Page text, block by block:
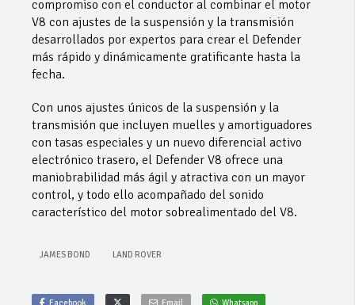
compromiso con el conductor al combinar el motor
V8 con ajustes de la suspensión y la transmisión
desarrollados por expertos para crear el Defender
más rápido y dinámicamente gratificante hasta la
fecha.
Con unos ajustes únicos de la suspensión y la
transmisión que incluyen muelles y amortiguadores
con tasas especiales y un nuevo diferencial activo
electrónico trasero, el Defender V8 ofrece una
maniobrabilidad más ágil y atractiva con un mayor
control, y todo ello acompañado del sonido
característico del motor sobrealimentado del V8.
JAMES BOND LAND ROVER